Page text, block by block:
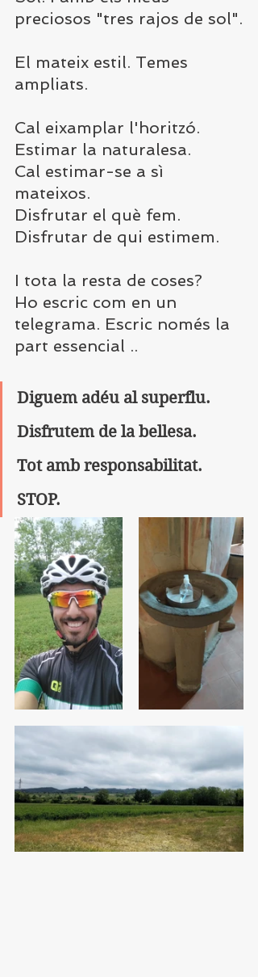
preciosos "tres rajos de sol".
El mateix estil. Temes
ampliats.
Cal eixamplar l'horitzó.
Estimar la naturalesa.
Cal estimar-se a sì
mateixos.
Disfrutar el què fem.
Disfrutar de qui estimem.
I tota la resta de coses?
Ho escric com en un
telegrama. Escric només la
part essencial ..
Diguem adéu al superflu.
Disfrutem de la bellesa.
Tot amb responsabilitat.
STOP.